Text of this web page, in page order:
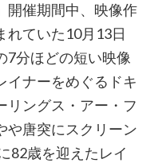
開催期間中、映像作
れていた10月13日
7分ほどの短い映像
イナーをめぐるドキ
リングス・アー・フ
や唐突にスクリーン
82歳を迎えたレイ